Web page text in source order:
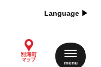
Language ▶︎